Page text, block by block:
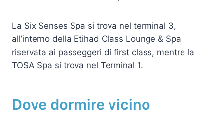
La Six Senses Spa si trova nel terminal 3,
all’interno della Etihad Class Lounge & Spa
riservata ai passeggeri di first class, mentre la
TOSA Spa si trova nel Terminal 1.
Dove dormire vicino